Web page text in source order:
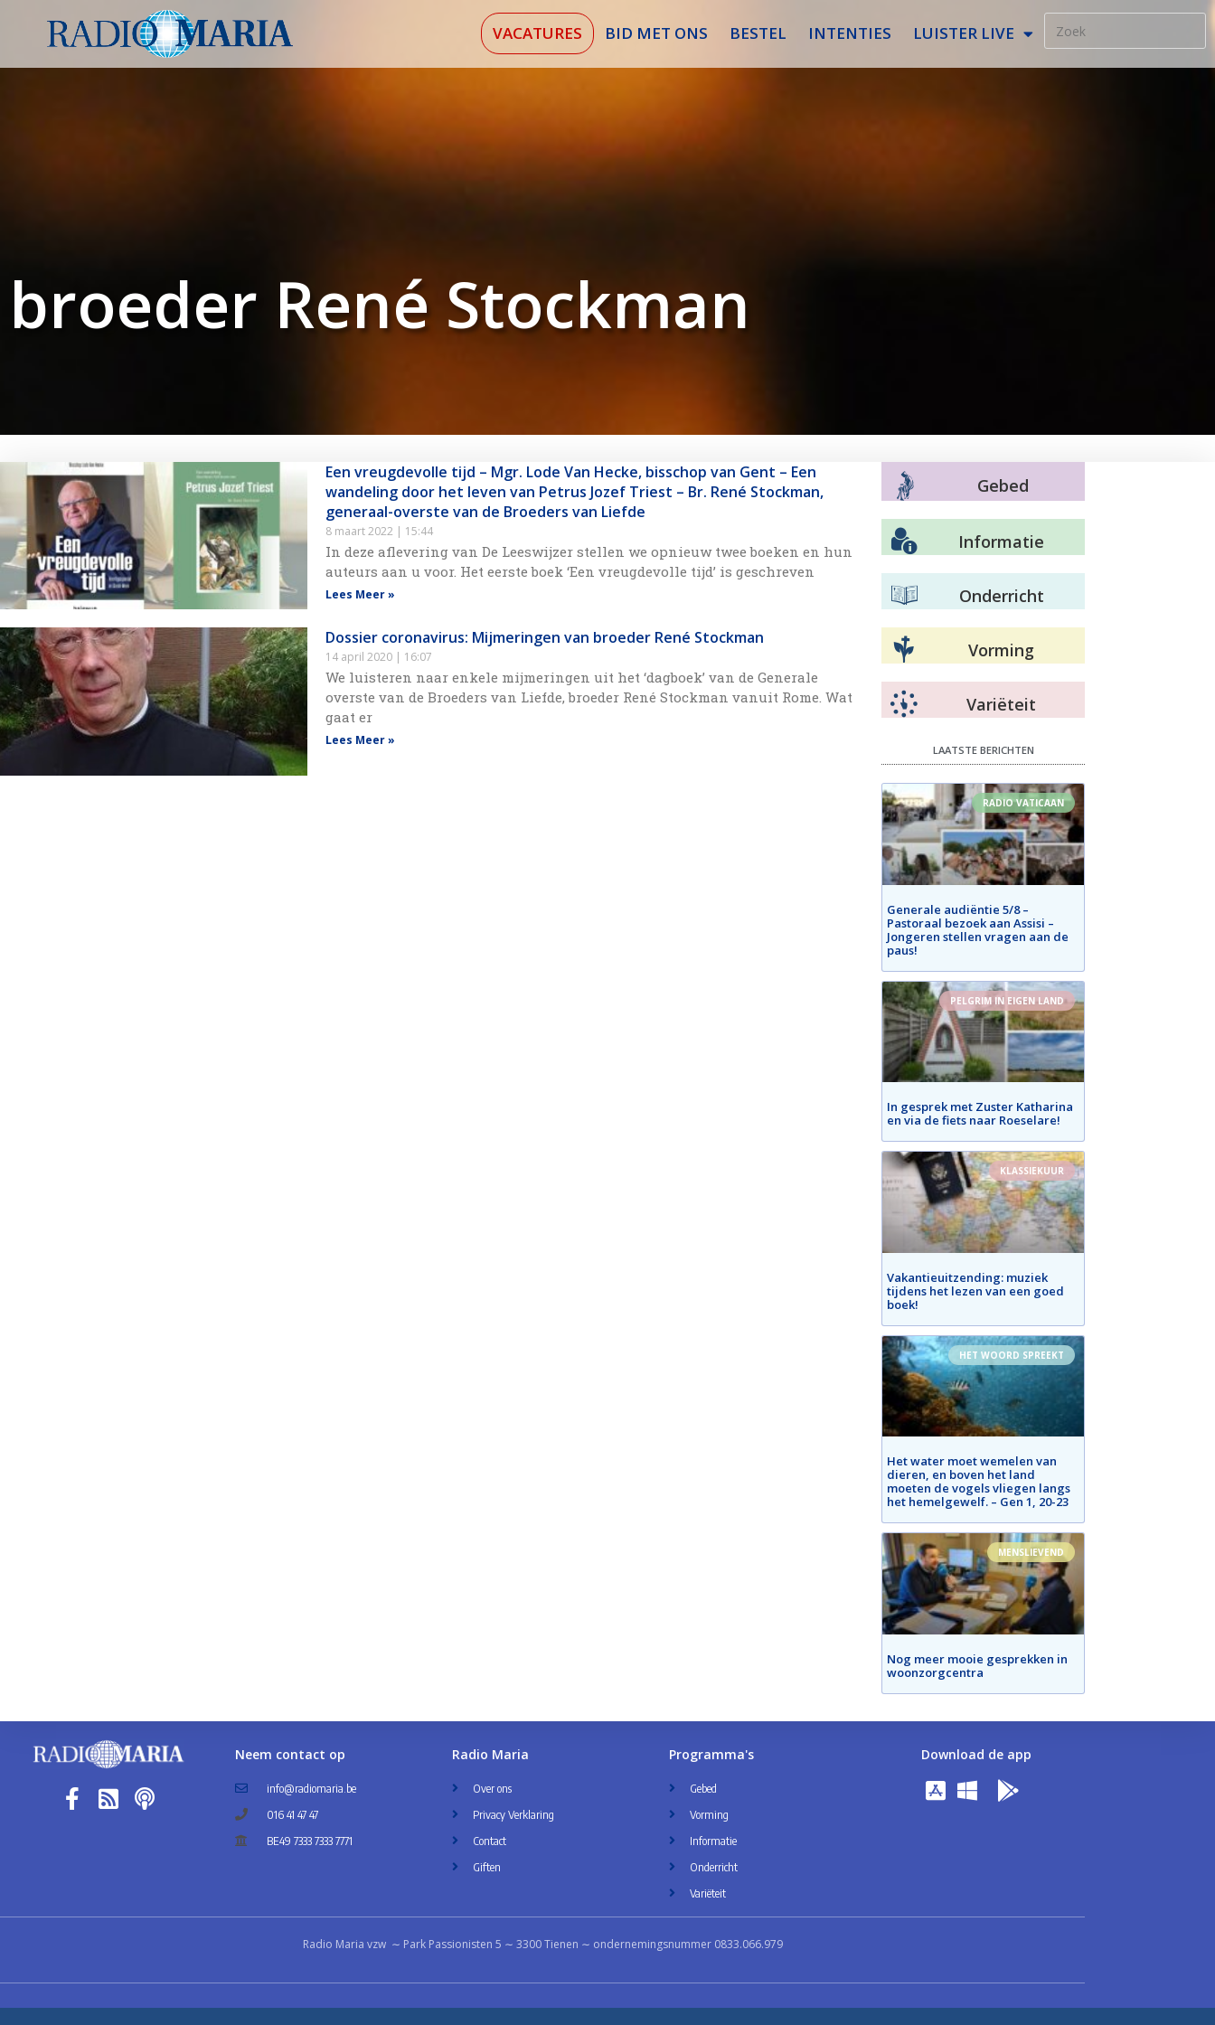
VACATURES BID MET ONS BESTEL INTENTIES LUISTER LIVE
broeder René Stockman
Een vreugdevolle tijd – Mgr. Lode Van Hecke, bisschop van Gent – Een
wandeling door het leven van Petrus Jozef Triest – Br. René Stockman,
generaal-overste van de Broeders van Liefde
8 maart 2022 15:44
In deze aflevering van De Leeswijzer stellen we opnieuw twee boeken en hun
auteurs aan u voor. Het eerste boek ‘Een vreugdevolle tijd’ is geschreven
Lees Meer »
Dossier coronavirus: Mijmeringen van broeder René Stockman
14 april 2020 16:07
We luisteren naar enkele mijmeringen uit het ‘dagboek’ van de Generale
overste van de Broeders van Liefde, broeder René Stockman vanuit Rome. Wat
gaat er
Lees Meer »
Gebed
Informatie
Onderricht
Vorming
Variëteit
LAATSTE BERICHTEN
RADIO VATICAAN
Generale audiëntie 5/8 –
Pastoraal bezoek aan Assisi –
Jongeren stellen vragen aan de
paus!
PELGRIM IN EIGEN LAND
In gesprek met Zuster Katharina
en via de fiets naar Roeselare!
KLASSIEKUUR
Vakantieuitzending: muziek
tijdens het lezen van een goed
boek!
HET WOORD SPREEKT
Het water moet wemelen van
dieren, en boven het land
moeten de vogels vliegen langs
het hemelgewelf. – Gen 1, 20-23
MENSLIEVEND
Nog meer mooie gesprekken in
woonzorgcentra
Neem contact op
info@radiomaria.be
016 41 47 47
BE49 7333 7333 7771
Radio Maria
Over ons
Privacy Verklaring
Contact
Giften
Programma's
Gebed
Vorming
Informatie
Onderricht
Variëteit
Download de app
Radio Maria vzw ∼ Park Passionisten 5 ∼ 3300 Tienen ∼ ondernemingsnummer 0833.066.979